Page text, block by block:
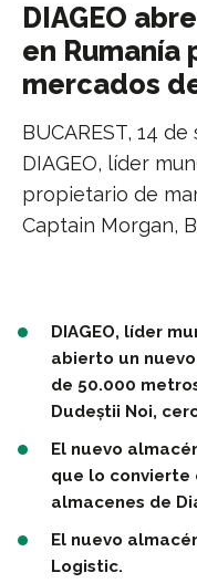
DIAGEO
en Rumanía
mercados
BUCAREST, 14
DIAGEO, líder
propietario de
Captain Morgan,
DIAGEO, líder
abierto un
de 50.000
Dudeștii Noi,
El nuevo
que lo convierte
almacenes de
El nuevo
Logistic.